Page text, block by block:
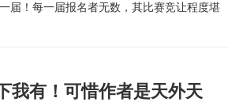
届！每一届报名者无数，其比赛竞让程度堪
我有！可惜作者是天外天